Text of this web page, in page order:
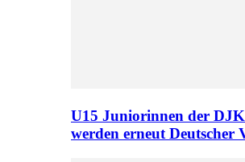
U15 Juniorinnen der
werden erneut Deutscher